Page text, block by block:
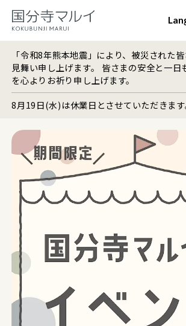
「令和8年熊本地震」により、被災された
見舞い申し上げます。 皆さまの安全と一日
を心よりお祈り申し上げます。
8月19日(水)は休業日とさせていただきます